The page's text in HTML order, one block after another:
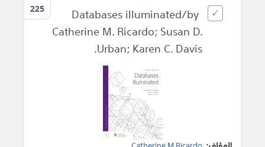
225
Databases illuminated/by
Catherine M. Ricardo; Susan D.
Urban; Karen C. Davis.